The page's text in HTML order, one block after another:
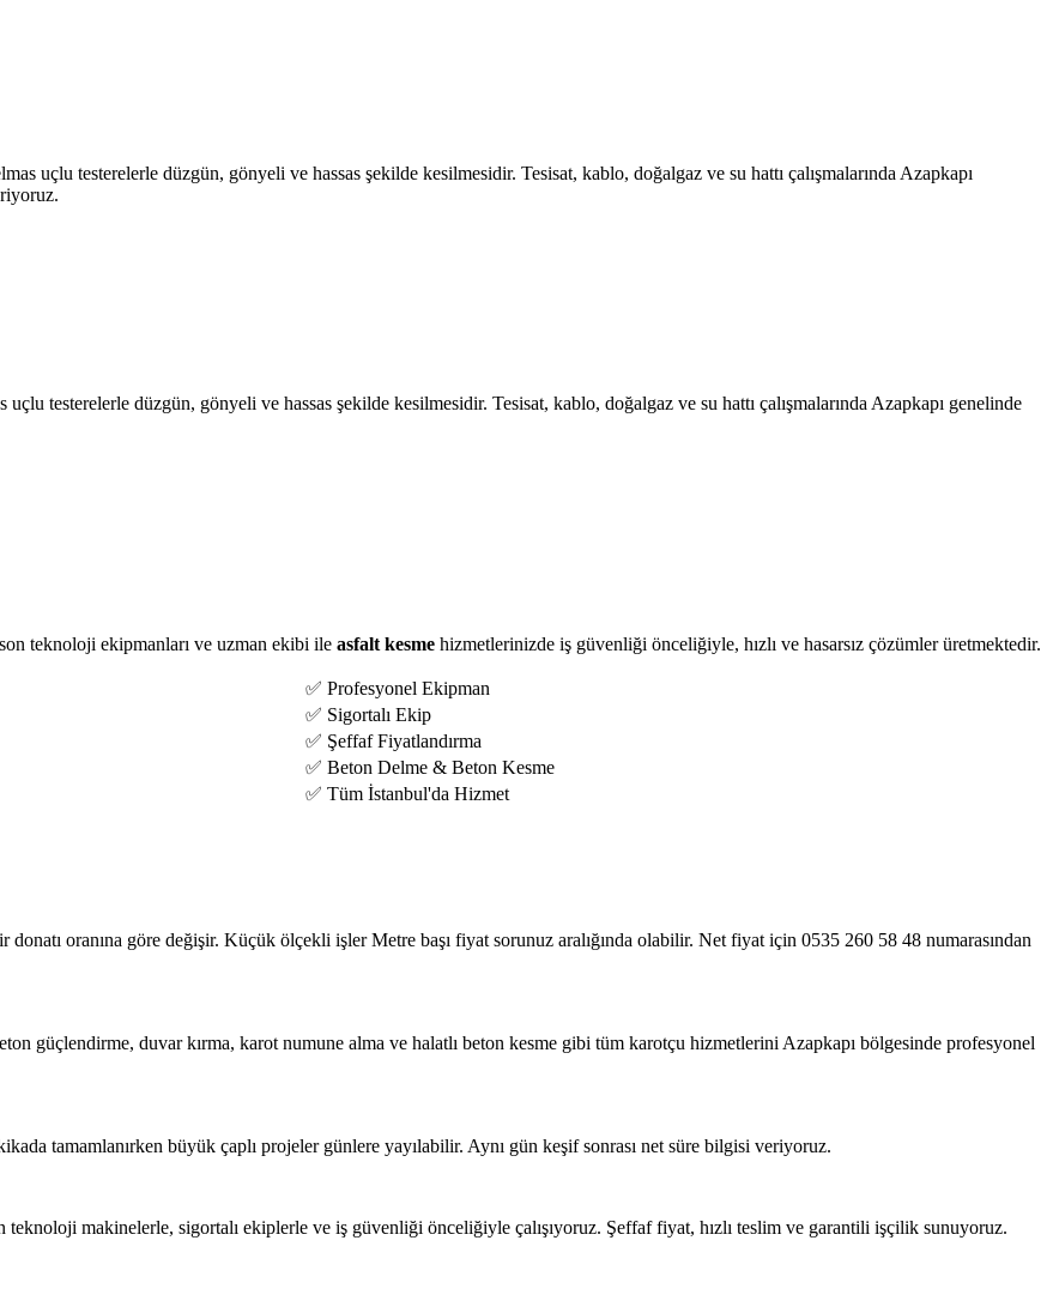
uçlu testerelerle düzgün, gönyeli ve hassas şekilde kesilmesidir. Tesisat, kablo, doğalgaz ve su hattı çalışmalarında Azapkapı
testerelerle düzgün, gönyeli ve hassas şekilde kesilmesidir. Tesisat, kablo, doğalgaz ve su hattı çalışmalarında Azapkapı genelinde
teknoloji ekipmanları ve uzman ekibi ile asfalt kesme hizmetlerinizde iş güvenliği önceliğiyle, hızlı ve hasarsız çözümler üretmektedir.
✅ Profesyonel Ekipman
✅ Sigortalı Ekip
✅ Şeffaf Fiyatlandırma
✅ Beton Delme & Beton Kesme
✅ Tüm İstanbul'da Hizmet
donatı oranına göre değişir. Küçük ölçekli işler Metre başı fiyat sorunuz aralığında olabilir. Net fiyat için 0535 260 58 48 numarasından
güçlendirme, duvar kırma, karot numune alma ve halatlı beton kesme gibi tüm karotçu hizmetlerini Azapkapı bölgesinde profesyonel
tamamlanırken büyük çaplı projeler günlere yayılabilir. Aynı gün keşif sonrası net süre bilgisi veriyoruz.
makinelerle, sigortalı ekiplerle ve iş güvenliği önceliğiyle çalışıyoruz. Şeffaf fiyat, hızlı teslim ve garantili işçilik sunuyoruz.